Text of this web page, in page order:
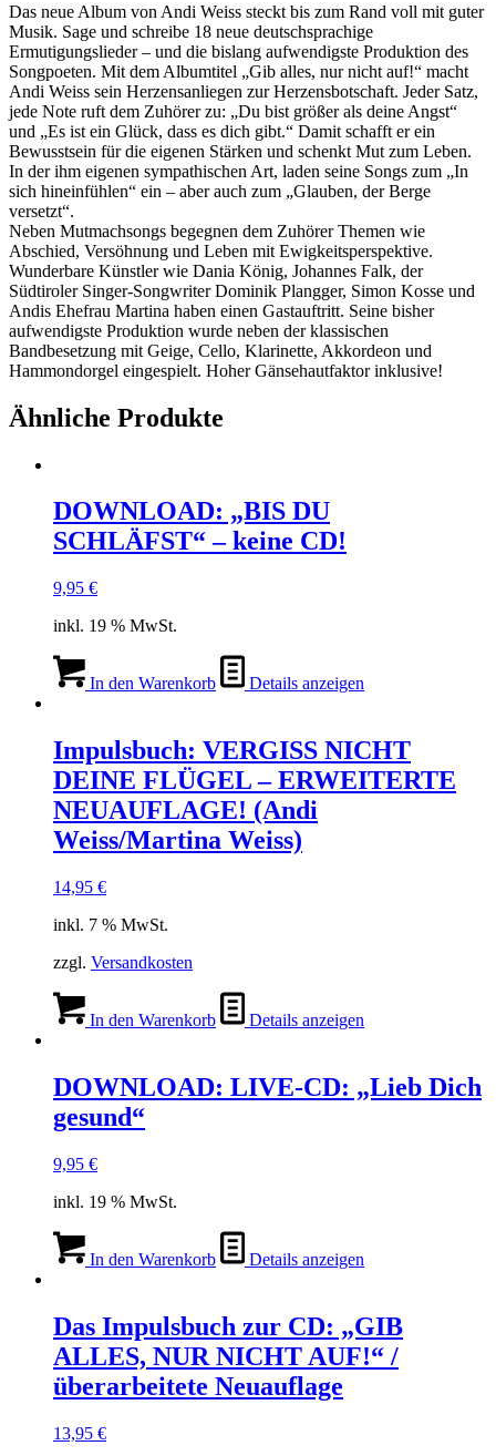
Das neue Album von Andi Weiss steckt bis zum Rand voll mit guter
Musik. Sage und schreibe 18 neue deutschsprachige
Ermutigungslieder – und die bislang aufwendigste Produktion des
Songpoeten. Mit dem Albumtitel „Gib alles, nur nicht auf!“ macht
Andi Weiss sein Herzensanliegen zur Herzensbotschaft. Jeder Satz,
jede Note ruft dem Zuhörer zu: „Du bist größer als deine Angst“
und „Es ist ein Glück, dass es dich gibt.“ Damit schafft er ein
Bewusstsein für die eigenen Stärken und schenkt Mut zum Leben.
In der ihm eigenen sympathischen Art, laden seine Songs zum „In
sich hineinfühlen“ ein – aber auch zum „Glauben, der Berge
versetzt“.
Neben Mutmachsongs begegnen dem Zuhörer Themen wie
Abschied, Versöhnung und Leben mit Ewigkeitsperspektive.
Wunderbare Künstler wie Dania König, Johannes Falk, der
Südtiroler Singer-Songwriter Dominik Plangger, Simon Kosse und
Andis Ehefrau Martina haben einen Gastauftritt. Seine bisher
aufwendigste Produktion wurde neben der klassischen
Bandbesetzung mit Geige, Cello, Klarinette, Akkordeon und
Hammondorgel eingespielt. Hoher Gänsehautfaktor inklusive!
Ähnliche Produkte
DOWNLOAD: „BIS DU
SCHLÄFST“ – keine CD!
9,95 €
inkl. 19 % MwSt.
In den Warenkorb Details anzeigen
Impulsbuch: VERGISS NICHT
DEINE FLÜGEL – ERWEITERTE
NEUAUFLAGE! (Andi
Weiss/Martina Weiss)
14,95 €
inkl. 7 % MwSt.
zzgl. Versandkosten
In den Warenkorb Details anzeigen
DOWNLOAD: LIVE-CD: „Lieb Dich
gesund“
9,95 €
inkl. 19 % MwSt.
In den Warenkorb Details anzeigen
Das Impulsbuch zur CD: „GIB
ALLES, NUR NICHT AUF!“ /
überarbeitete Neuauflage
13,95 €